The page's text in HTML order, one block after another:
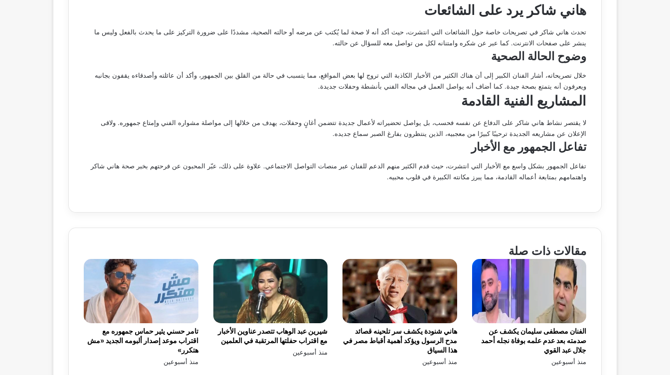
هاني شاكر يرد على الشائعات
تحدث هاني شاكر في تصريحات خاصة حول الشائعات التي انتشرت، حيث أكد أنه لا صحة لما يُكتب عن مرضه أو حالته الصحية، مشددًا على ضرورة التركيز على ما يحدث بالفعل وليس ما
ينشر على صفحات الانترنت. كما عبر عن شكره وامتنانه لكل من تواصل معه للسؤال عن حالته.
وضوح الحالة الصحية
خلال تصريحاته، أشار الفنان الكبير إلى أن هناك الكثير من الأخبار الكاذبة التي تروج لها بعض المواقع، مما يتسبب في حالة من القلق بين الجمهور، وأكد أن عائلته وأصدقاءه يقفون بجانبه
ويعرفون أنه يتمتع بصحة جيدة. كما أضاف أنه يواصل العمل في مجاله الفني بأنشطة وحفلات جديدة.
المشاريع الفنية القادمة
لا يقتصر نشاط هاني شاكر على الدفاع عن نفسه فحسب، بل يواصل تحضيراته لأعمال جديدة تتضمن أغانٍ وحفلات، يهدف من خلالها إلى مواصلة مشواره الفني وإمتاع جمهوره. ولاقى
الإعلان عن مشاريعه الجديدة ترحيبًا كبيرًا من معجبيه، الذين ينتظرون بفارغ الصبر سماع جديده.
تفاعل الجمهور مع الأخبار
تفاعل الجمهور بشكل واسع مع الأخبار التي انتشرت، حيث قدم الكثير منهم الدعم للفنان عبر منصات التواصل الاجتماعي. علاوة على ذلك، عبّر المحبون عن فرحتهم بخبر صحة هاني شاكر
واهتمامهم بمتابعة أعماله القادمة، مما يبرز مكانته الكبيرة في قلوب محبيه.
مقالات ذات صلة
تامر حسني يثير حماس جمهوره مع
اقتراب موعد إصدار ألبومه الجديد «مش
هتكرر»
منذ أسبوعين
شيرين عبد الوهاب تتصدر عناوين الأخبار
مع اقتراب حفلتها المرتقبة في العلمين
منذ أسبوعين
هاني شنودة يكشف سر تلحينه قصائد
مدح الرسول ويؤكد أهمية أقباط مصر في
هذا السياق
منذ أسبوعين
الفنان مصطفى سليمان يكشف عن
صدمته بعد عدم علمه بوفاة نجله أحمد
جلال عبد القوي
منذ أسبوعين